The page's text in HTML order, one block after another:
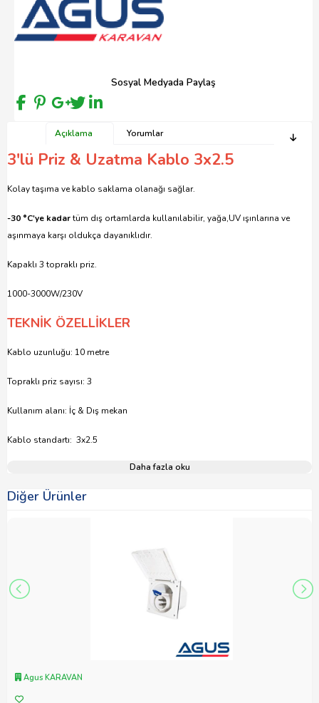
Sosyal Medyada Paylaş
Açıklama Yorumlar
3'lü Priz & Uzatma Kablo 3x2.5
Kolay taşıma ve kablo saklama olanağı sağlar.
-30 °C'ye kadartüm dış ortamlarda kullanılabilir, yağa,UV ışınlarına ve
aşınmaya karşı oldukça dayanıklıdır.
Kapaklı 3 topraklı priz.
1000-3000W/230V
TEKNİK ÖZELLİKLER
Kablo uzunluğu: 10 metre
Topraklı priz sayısı: 3
Kullanım alanı: İç & Dış mekan
Kablo standartı: 3x2.5
Daha fazla oku
Diğer Ürünler
Agus KARAVAN